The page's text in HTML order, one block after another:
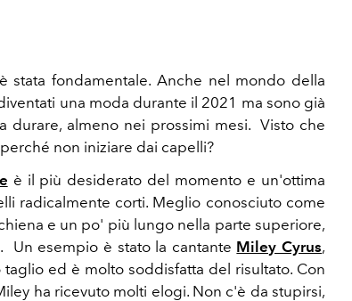
stata fondamentale. Anche nel mondo della
una moda durante il 2021 ma sono già
durare, almeno nei prossimi mesi. Visto che
non iniziare dai capelli?
è il più desiderato del momento e un'ottima
radicalmente corti. Meglio conosciuto come
e un po' più lungo nella parte superiore,
Un esempio è stato la cantante Miley Cyrus,
ed è molto soddisfatta del risultato. Con
ha ricevuto molti elogi. Non c'è da stupirsi,